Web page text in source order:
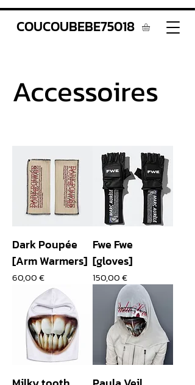
COUCOUBEBE75018
Accessoires
Dark Poupée
[Arm Warmers]
Prix
60,00 €
Fwe Fwe
[gloves]
Prix
150,00 €